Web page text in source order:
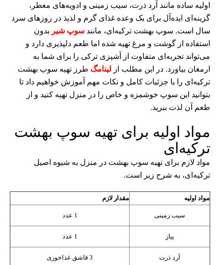
اولیه‌ ساده مانند آرد ذرت، سیب زمینی و ادویه‌های معطر،
گزینه‌ای ایده‌آل برای یک وعده غذای گرم و لذیذ در روزهای سرد
سال است. سوپ بهشت ترکیه‌ای، مانند سوپ شیر بدون
استفاده از گوشت و مرغ تهیه شده اما طعم دلپذیری دارد و
می‌تواند تجربه‌ای متفاوت از آشپزی ترکی را برای شما به
ارمغان بیاورد. در این مطلب از لینامگ طرز تهیه سوپ بهشت
ترکیه‌ای را با جزئیات کامل و نکات مهم آموزش خواهیم داد تا
بتوانید این سوپ خوشمزه و خاص را در منزل تهیه کنید و از
طعم آن لذت ببرید.
مواد اولیه برای تهیه سوپ بهشت
ترکیه‌ای
مواد لازم برای تهیه سوپ بهشت در منزل به شیوه اصیل
ترکیه‌ای، به شرح زیر است.
مواد اولیه مقدار لازم
سیب زمینی 1 عدد
پیاز 1 عدد
آرد ذرت 3 قاشق غذاخوری